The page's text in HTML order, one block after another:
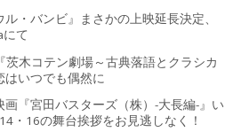
・バンビ』まさかの上映延長決定、
て
木コテン劇場～古典落語とクラシカ
はいつでも偶然に
『宮田バスターズ（株）-大長編-』い
・16の舞台挨拶をお見逃しなく！